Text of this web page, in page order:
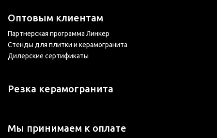
Оптовым клиентам
Партнерская программа Линкер
Стенды для плитки и керамогранита
Дилерские сертификаты
Резка керамогранита
Мы принимаем к оплате